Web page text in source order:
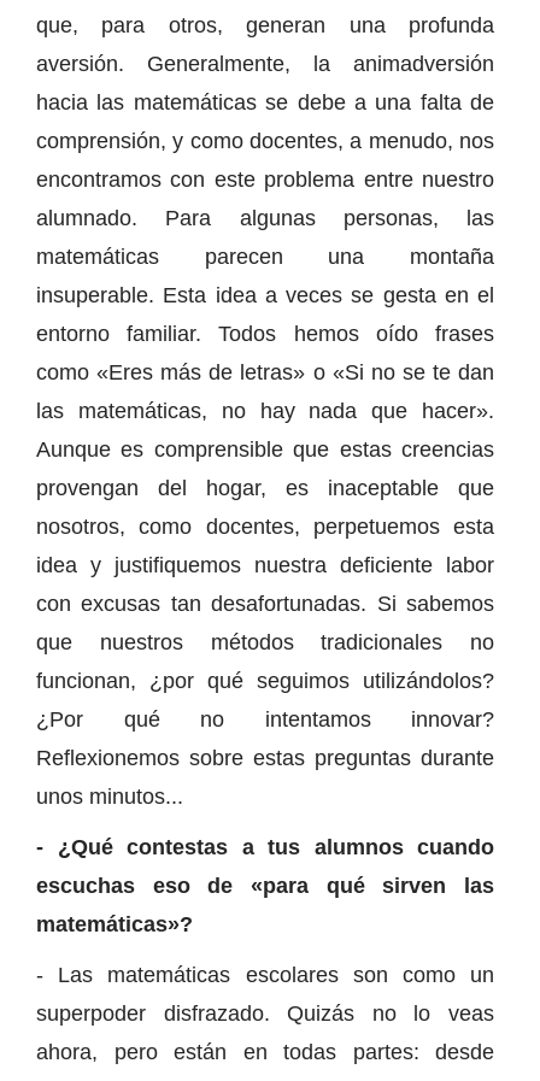
que, para otros, generan una profunda
aversión. Generalmente, la animadversión
hacia las matemáticas se debe a una falta de
comprensión, y como docentes, a menudo, nos
encontramos con este problema entre nuestro
alumnado. Para algunas personas, las
matemáticas parecen una montaña
insuperable. Esta idea a veces se gesta en el
entorno familiar. Todos hemos oído frases
como «Eres más de letras» o «Si no se te dan
las matemáticas, no hay nada que hacer».
Aunque es comprensible que estas creencias
provengan del hogar, es inaceptable que
nosotros, como docentes, perpetuemos esta
idea y justifiquemos nuestra deficiente labor
con excusas tan desafortunadas. Si sabemos
que nuestros métodos tradicionales no
funcionan, ¿por qué seguimos utilizándolos?
¿Por qué no intentamos innovar?
Reflexionemos sobre estas preguntas durante
unos minutos...
- ¿Qué contestas a tus alumnos cuando
escuchas eso de «para qué sirven las
matemáticas»?
- Las matemáticas escolares son como un
superpoder disfrazado. Quizás no lo veas
ahora, pero están en todas partes: desde